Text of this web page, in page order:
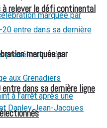
relever le défi continental
dans sa dernière ligne
marquée par